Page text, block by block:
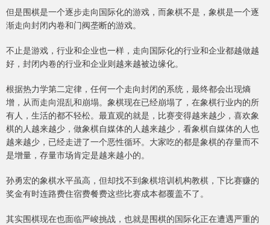
但是围棋是一个逐步走向国际化的游戏，而象棋不是，象棋是一个逐
渐走向封闭内卷和门阀垄断的游戏。
不止是游戏，行业和企业也一样，走向国际化的行业和企业都越做越
好，封闭内卷的行业和企业则越来越被边缘化。
根据热力学第二定律，任何一个走向封闭的系统，最终都会出现熵
增，从而走向混乱和崩塌。象棋现在已经崩塌了，在象棋行业内的所
有人，生活的都不轻松。最直观的就是，比赛变得越来越少，喜欢象
棋的人越来越少，做象棋自媒体的人越来越少，看象棋自媒体的人也
越来越少，已经走进了一个恶性循环。大家吃的都是象棋的存量而不
是增量，存量市场肯定是越来越小的。
孙勇宏的象棋水平虽高，但却找不到象棋培训机构教棋，下比赛赚的
奖金有时连路费住宿费餐费这些比赛成本都覆盖不了。
其实围棋现在也面临严峻挑战，也就是围棋的国际化正在遭遇严重的